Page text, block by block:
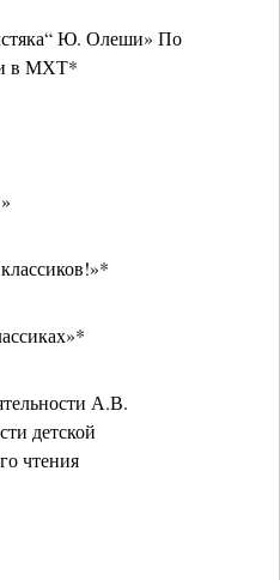
Ю. Олеши» По
в МХТ*
А.В.
детской
чтения